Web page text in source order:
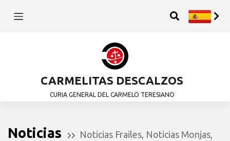
CARMELITAS DESCALZOS
CURIA GENERAL DEL CARMELO TERESIANO
Noticias Noticias Frailes Noticias Monjas